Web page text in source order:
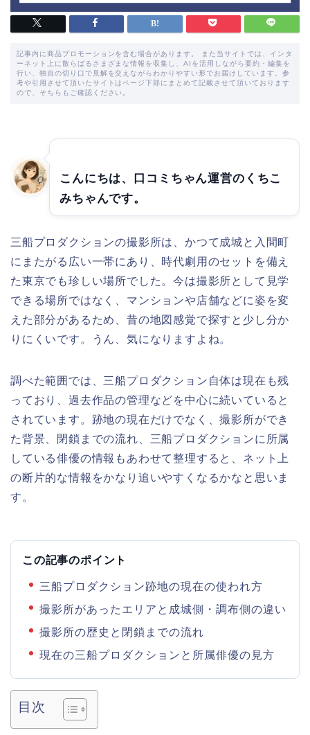
記事内に商品プロモーションを含む場合があります。 また当サイトでは、インタ
ーネット上に散らばるさまざまな情報を収集し、AIを活用しながら要約・編集を
行い、独自の切り口で見解を交えながらわかりやすい形でお届けしています。参
考や引用させて頂いたサイトはページ下部にまとめて記載させて頂いております
ので、そちらもご確認ください。
こんにちは、口コミちゃん運営のくちこ
みちゃんです。
三船プロダクションの撮影所は、かつて成城と入間町
にまたがる広い一帯にあり、時代劇用のセットを備え
た東京でも珍しい場所でした。今は撮影所として見学
できる場所ではなく、マンションや店舗などに姿を変
えた部分があるため、昔の地図感覚で探すと少し分か
りにくいです。うん、気になりますよね。
調べた範囲では、三船プロダクション自体は現在も残
っており、過去作品の管理などを中心に続いていると
されています。跡地の現在だけでなく、撮影所ができ
た背景、閉鎖までの流れ、三船プロダクションに所属
している俳優の情報もあわせて整理すると、ネット上
の断片的な情報をかなり追いやすくなるかなと思いま
す。
この記事のポイント
三船プロダクション跡地の現在の使われ方
撮影所があったエリアと成城側・調布側の違い
撮影所の歴史と閉鎖までの流れ
現在の三船プロダクションと所属俳優の見方
目次